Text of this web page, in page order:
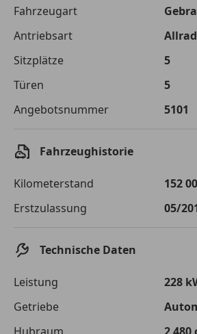
Kreditbetrag
€ 25 000,-
Gesamtbetrag
Einberechnete Gebühren
€ 0,-
Effektivzinsatz
Sollzinssatz
Monatliche Rate € 293,50
Die tatsächlichen Konditionen sind abhängig
von der von Ihnen gewählten Bank.
Jetzt berechnen
Fahrzeugart
Antriebsart
Allrad
Sitzplätze
5
Türen
5
Angebotsnummer
5101
Fahrzeughistorie
Kilometerstand
152
Erstzulassung
05/
Technische Daten
Leistung
228
Getriebe
Hubraum
2 480